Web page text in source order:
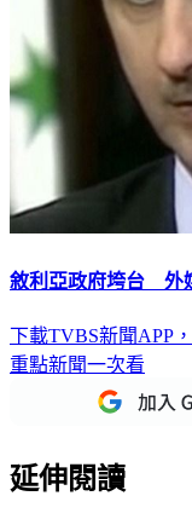
敘利亞政府垮台 外
下載TVBS新聞APP
重點新聞一次看
延伸閱讀